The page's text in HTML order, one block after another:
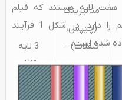
متالیزینگ
(چیپس،
تنقلات) –
بسته‌بندی
روی سیگار-
3 لایه
قابل
درزگیری
هفت لایه هستند که فیلم
کواکسترود سه لایه بیش‌ترین سهم را دارد. در شکل 1 فرآیند